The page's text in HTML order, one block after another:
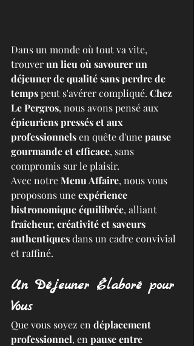
Dans un monde où tout va vite,
trouver un lieu où savourer un
déjeuner de qualité sans perdre de
temps peut s'avérer compliqué. Chez
Le Pergros, nous avons pensé aux
épicuriens pressés et aux
professionnels en quête d'une pause
gourmande et efficace, sans
compromis sur le plaisir.
Avec notre Menu Affaire, nous vous
proposons une expérience
bistronomique équilibrée, alliant
fraîcheur, créativité et saveurs
authentiques dans un cadre convivial
et raffiné.
Un Déjeuner Élaboré pour
Vous
Que vous soyez en déplacement
professionnel, en pause entre